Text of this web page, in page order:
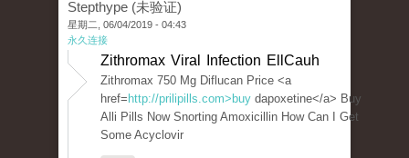
Stepthype (未验证)
星期二, 06/04/2019 - 04:43
永久连接
Zithromax Viral Infection EllCauh
Zithromax 750 Mg Diflucan Price <a
href= http://prilipills.com>buy dapoxetine</a> Buy
Alli Pills Now Snorting Amoxicillin How Can I Get
Some Acyclovir